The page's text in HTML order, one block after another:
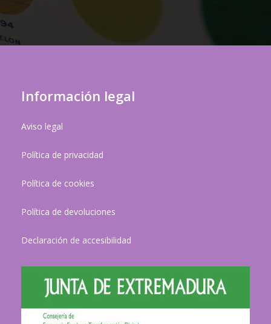
Información legal
Aviso legal
Política de privacidad
Política de cookies
Política de devoluciones
Declaración de accesibilidad